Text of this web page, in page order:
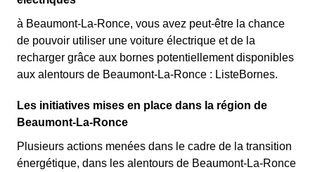
à Beaumont-La-Ronce, vous avez peut-être la chance
de pouvoir utiliser une voiture électrique et de la
recharger grâce aux bornes potentiellement disponibles
aux alentours de Beaumont-La-Ronce : ListeBornes.
Les initiatives mises en place dans la région de
Beaumont-La-Ronce
Plusieurs actions menées dans le cadre de la transition
énergétique, dans les alentours de Beaumont-La-Ronce